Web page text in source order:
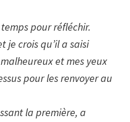
pour réfléchir.
je crois qu’il a saisi
et mes yeux
pour les renvoyer au
la première, a